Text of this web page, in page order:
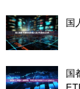
国
国